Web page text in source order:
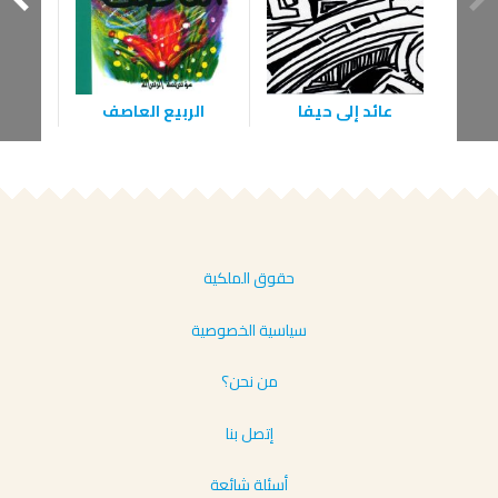
عائد إلى حيفا الربيع العاصف
حقوق الملكية
سياسية الخصوصية
من نحن؟
إتصل بنا
أسئلة شائعة